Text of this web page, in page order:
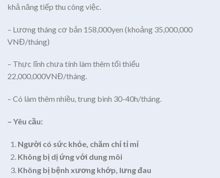
khả năng tiếp thu công việc.
– Lương tháng cơ bản 158,000yen (khoảng 35,000,000
VNĐ/tháng)
– Thực lĩnh chưa tính làm thêm tối thiểu
22,000,000VNĐ/tháng.
– Có làm thêm nhiều, trung bình 30-40h/tháng.
– Yêu cầu:
Người có sức khỏe, chăm chỉ tỉ mỉ
Không bị dị ứng với dung môi
Không bị bệnh xương khớp, lưng đau